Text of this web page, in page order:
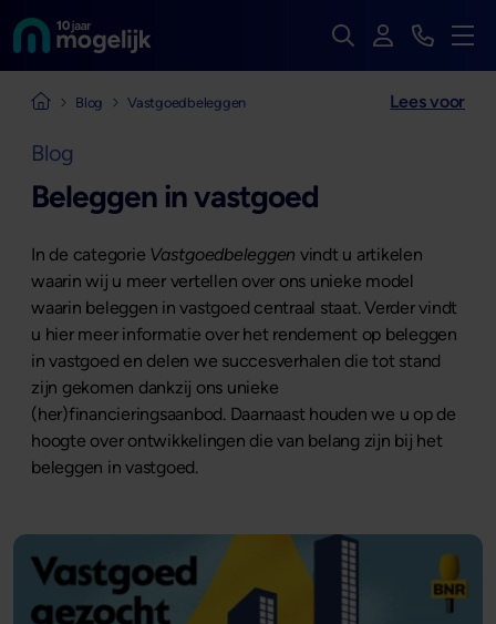
Naar de homepage van Zoek op de hele
InloggenBekijk
Menu
Naar de homepage van Mogelijk Vastgoedfinancieringen
Blog Vastgoedbeleggen Lees voor
Blog
Beleggen in vastgoed
In de categorie Vastgoedbeleggen vindt u artikelen
waarin wij u meer vertellen over ons unieke model
waarin beleggen in vastgoed centraal staat. Verder vindt
u hier meer informatie over het rendement op beleggen
in vastgoed en delen we succesverhalen die tot stand
zijn gekomen dankzij ons unieke
(her)financieringsaanbod. Daarnaast houden we u op de
hoogte over ontwikkelingen die van belang zijn bij het
beleggen in vastgoed.